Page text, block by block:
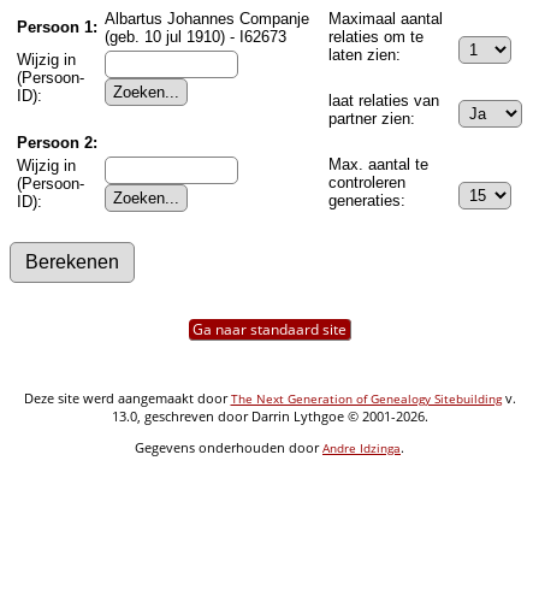
Persoon 1: Albartus Johannes Companje
(geb. 10 jul 1910) - I62673
Wijzig in
(Persoon-
ID):
Persoon 2:
Wijzig in
(Persoon-
ID):
Maximaal aantal
relaties om te
laten zien:
laat relaties van
partner zien:
Max. aantal te
controleren
generaties:
Ga naar standaard site
Deze site werd aangemaakt doorThe Next Generation of Genealogy Sitebuildingv.
13.0, geschreven door Darrin Lythgoe © 2001-2026.
Gegevens onderhouden doorAndre Idzinga.